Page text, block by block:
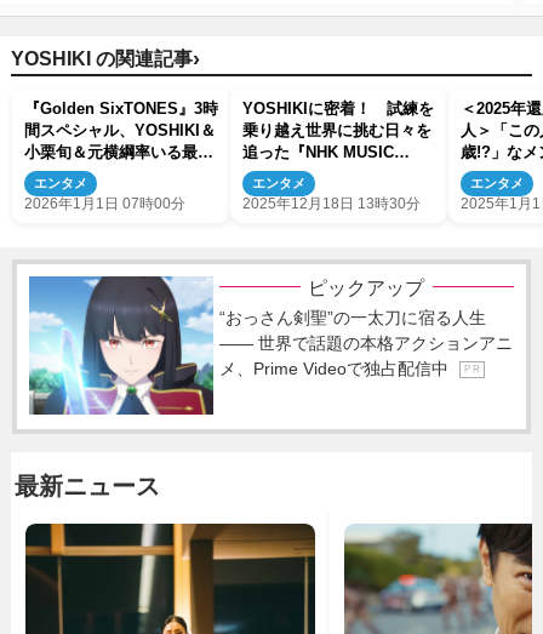
YOSHIKI の関連記事›
『Golden SixTONES』3時
間スペシャル、YOSHIKI＆
小栗旬＆元横綱率いる最強
力士軍団が参戦！
エンタメ
2026年1月1日 07時00分
YOSHIKIに密着！ 試練を
乗り越え世界に挑む日々を
追った『NHK MUSIC
SPECIAL』来年1.8放送決
定
エンタメ
2025年12月18日 13時30分
＜2025年
人＞「こ
歳!?」なメ
エンタメ
2025年1月
ピックアップ
“おっさん剣聖”の一太刀に宿る人生
―― 世界で話題の本格アクションアニ
メ、Prime Videoで独占配信中
P R
最新ニュース